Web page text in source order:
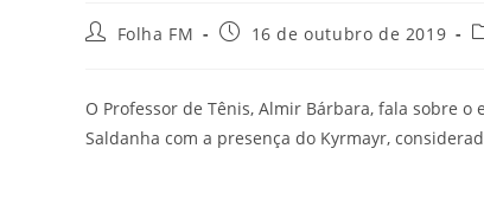
Folha FM 16 de outubro de 2019
O Professor de Tênis, Almir Bárbara, fala sobre
Saldanha com a presença do Kyrmayr,